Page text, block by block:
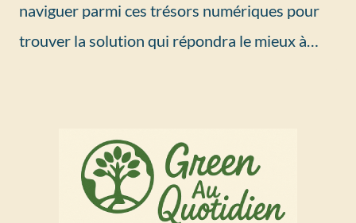
naviguer parmi ces trésors numériques pour
trouver la solution qui répondra le mieux à…